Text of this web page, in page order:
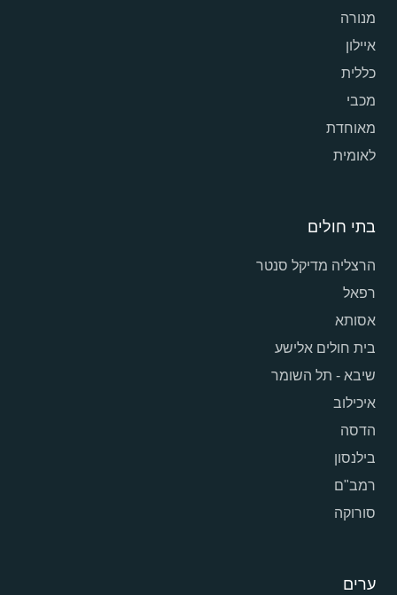
מנורה
איילון
כללית
מכבי
מאוחדת
לאומית
בתי חולים
הרצליה מדיקל סנטר
רפאל
אסותא
בית חולים אלישע
שיבא - תל השומר
איכילוב
הדסה
בילנסון
רמב"ם
סורוקה
ערים